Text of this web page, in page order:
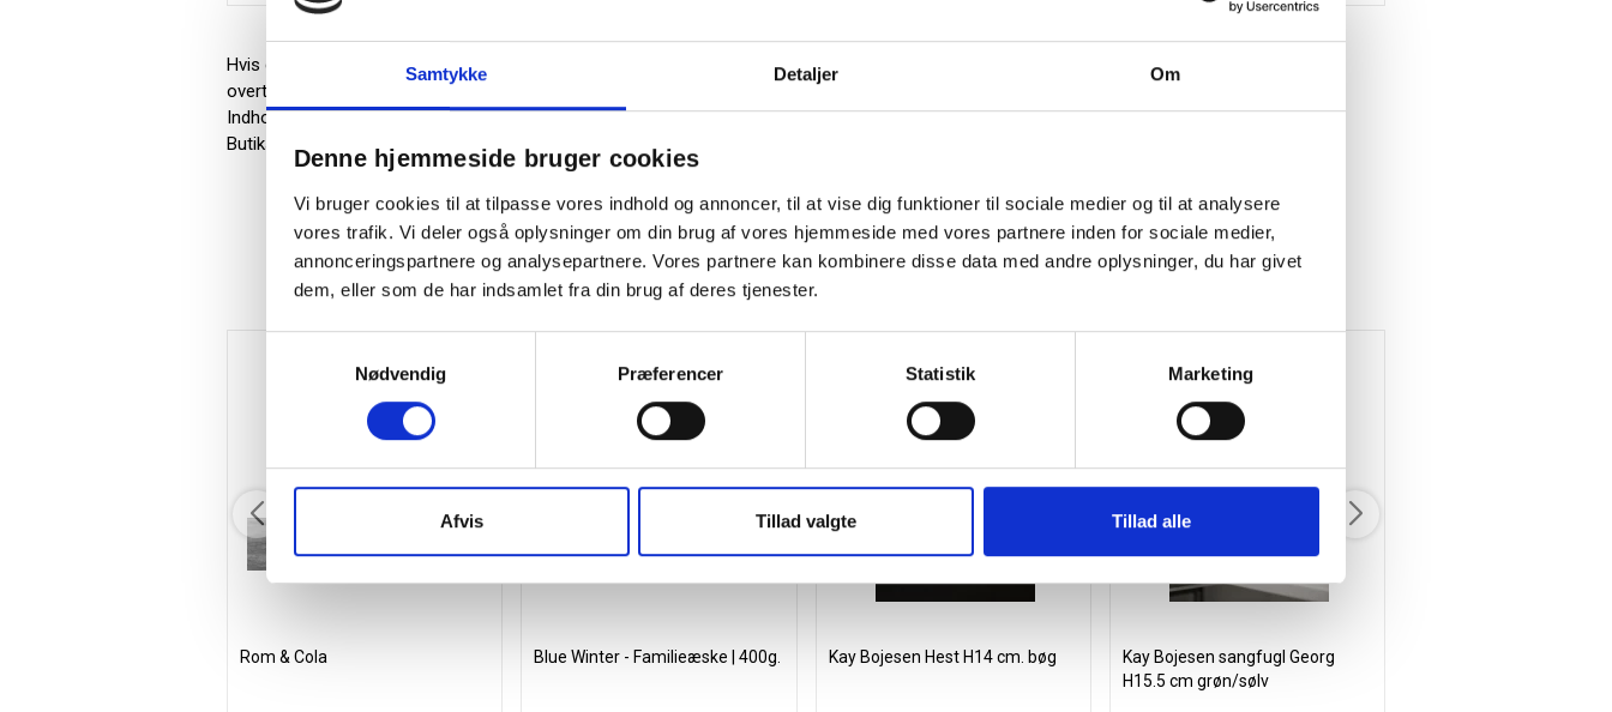
Samtykke Detaljer Om
Denne hjemmeside bruger cookies
Vi bruger cookies til at tilpasse vores indhold og annoncer, til at vise dig funktioner til sociale medier og til at analysere
vores trafik. Vi deler også oplysninger om din brug af vores hjemmeside med vores partnere inden for sociale medier,
annonceringspartnere og analysepartnere. Vores partnere kan kombinere disse data med andre oplysninger, du har givet
dem, eller som de har indsamlet fra din brug af deres tjenester.
Nødvendig
Præferencer Statistik Marketing
Afvis Tillad valgte Tillad alle
Hvis du ønsker en kombination af salt og sød smag, så vælg E fra Lakrids by Bülow. Denne generøse dåse er spækket med lækker salt lakrids,
overtrukket med cremet hvid chokolade og prydet med udbrud af lakridspulver.
Indhold: 295 g.
Butiksværdi kr. 140,-
Andre købte også
Rom & Cola Blue Winter - Familieæske | 400g. Kay Bojesen Hest H14 cm. bøg
Kay Bojesen sangfugl Georg
H15.5 cm grøn/sølv